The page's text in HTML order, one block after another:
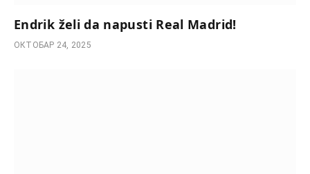
Endrik želi da napusti Real Madrid!
ОКТОБАР 24, 2025